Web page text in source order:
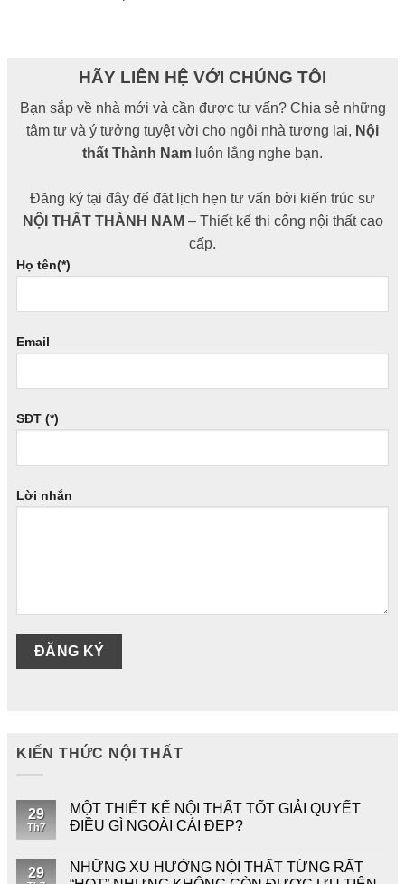
HÃY LIÊN HỆ VỚI CHÚNG TÔI
Bạn sắp về nhà mới và cần được tư vấn? Chia sẻ những
tâm tư và ý tưởng tuyệt vời cho ngôi nhà tương lai, Nội
thất Thành Nam luôn lắng nghe bạn.
Đăng ký tại đây để đặt lịch hẹn tư vấn bởi kiến trúc sư
NỘI THẤT THÀNH NAM – Thiết kế thi công nội thất cao
cấp.
Họ tên(*)
Email
SĐT (*)
Lời nhắn
KIẾN THỨC NỘI THẤT
29
Th7
MỘT THIẾT KẾ NỘI THẤT TỐT GIẢI QUYẾT
ĐIỀU GÌ NGOÀI CÁI ĐẸP?
29
NHỮNG XU HƯỚNG NỘI THẤT TỪNG RẤT